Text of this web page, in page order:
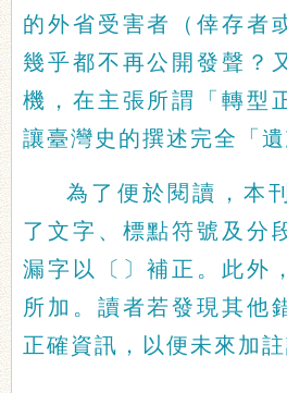
的外省受害者（倖存者
幾乎都不再公開發聲？
機，在主張所謂「轉型
讓臺灣史的撰述完全「
為了便於閱讀，本
了文字、標點符號及分
漏字以〔〕補正。此外
所加。讀者若發現其他
正確資訊，以便未來加註